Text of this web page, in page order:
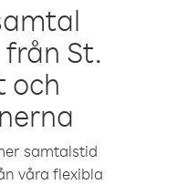
St.
och
samtalstid
våra flexibla